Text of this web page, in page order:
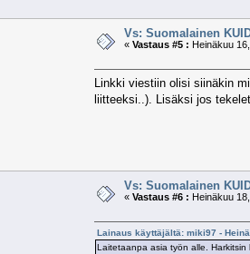
Vs: Suomalainen
« Vastaus #5 : Heinäkuu
Linkki viestiin olisi siinäkin
liitteeksi..). Lisäksi jos
Vs: Suomalainen
« Vastaus #6 : Heinäkuu
Lainaus käyttäjältä: miki97 -
Laitetaanpa asia työn alle.